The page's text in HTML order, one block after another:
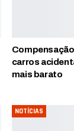
carros
mais barato
NOTÍCIAS